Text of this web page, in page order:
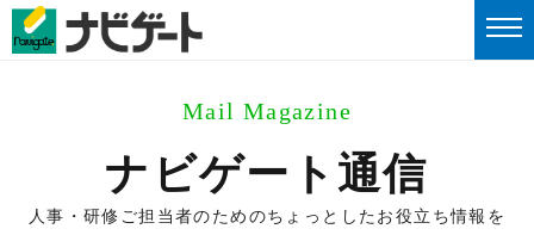
Mail Magazine
ナビゲート通信
人事・研修ご担当者のためのちょっとしたお役立ち情報を